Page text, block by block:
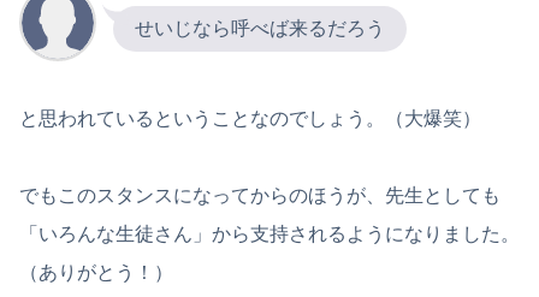
せいじなら呼べば来るだろう
と思われているということなのでしょう。（大爆笑）
でもこのスタンスになってからのほうが、先生としても
「いろんな生徒さん」から支持されるようになりました。
（ありがとう！）